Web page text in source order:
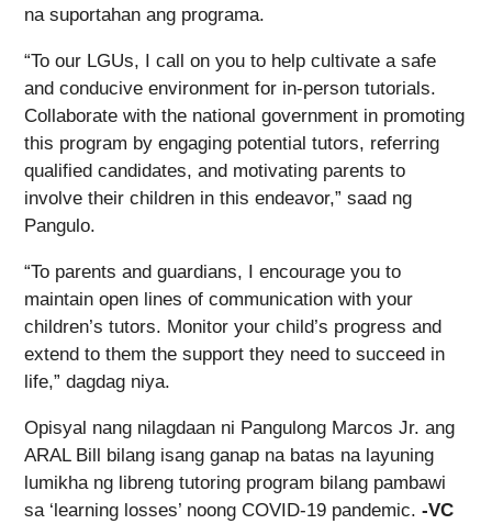
na suportahan ang programa.
“To our LGUs, I call on you to help cultivate a safe
and conducive environment for in-person tutorials.
Collaborate with the national government in promoting
this program by engaging potential tutors, referring
qualified candidates, and motivating parents to
involve their children in this endeavor,” saad ng
Pangulo.
“To parents and guardians, I encourage you to
maintain open lines of communication with your
children’s tutors. Monitor your child’s progress and
extend to them the support they need to succeed in
life,” dagdag niya.
Opisyal nang nilagdaan ni Pangulong Marcos Jr. ang
ARAL Bill bilang isang ganap na batas na layuning
lumikha ng libreng tutoring program bilang pambawi
sa ‘learning losses’ noong COVID-19 pandemic. -VC